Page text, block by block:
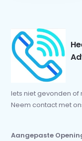
Iets niet gevonden
Neem contact met
Aangepaste